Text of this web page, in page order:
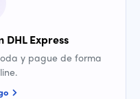
Express
y pague de forma